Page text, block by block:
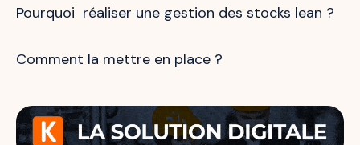
Pourquoi réaliser une gestion des stocks lean ?
Comment la mettre en place ?